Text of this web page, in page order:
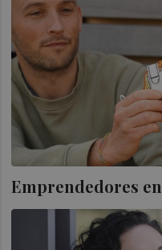
Emprendedores